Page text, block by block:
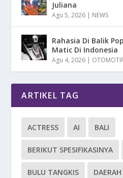
Juliana
Agu 5, 2026 | NEWS
Rahasia Di Balik
Matic Di Indonesia
Agu 4, 2026 |
ARTIKEL TAG
ACTRESS AI BALI
BERIKUT SPESIFIKASINYA
BULU TANGKIS DAERAH